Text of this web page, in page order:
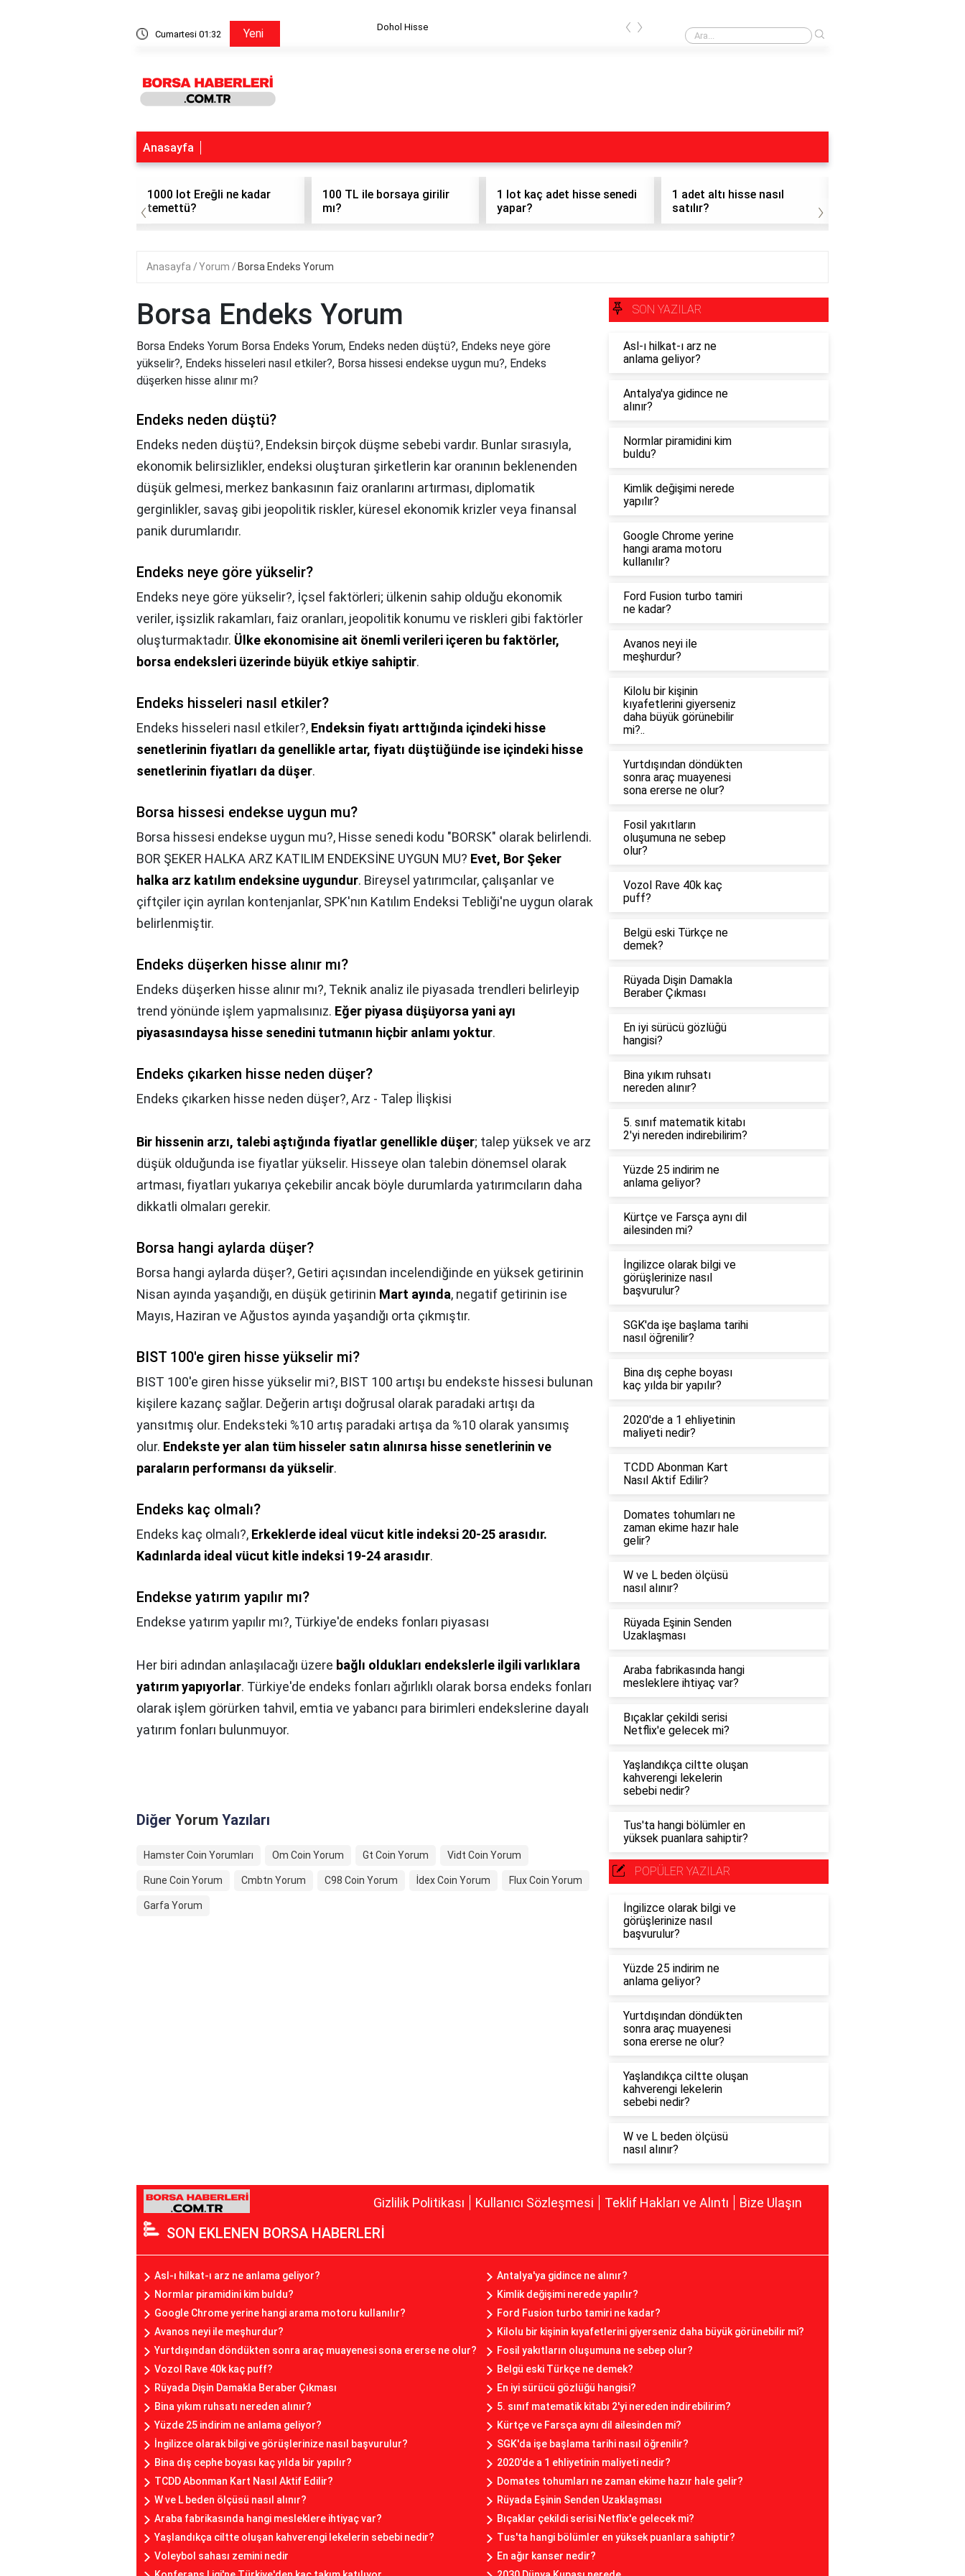
Cumartesi 01:32 Yeni Dohol Hisse Obo Formasyonu Nedir
‹ ›
Anasayfa
1000 lot Ereğli ne kadar
temettü?
100 TL ile borsaya girilir
mı?
1 lot kaç adet hisse senedi
yapar?
1 adet altı hisse nasıl
satılır?
‹ ›
Anasayfa Yorum Borsa Endeks Yorum
Borsa Endeks Yorum
Borsa Endeks Yorum Borsa Endeks Yorum, Endeks neden düştü?, Endeks neye göre
yükselir?, Endeks hisseleri nasıl etkiler?, Borsa hissesi endekse uygun mu?, Endeks
düşerken hisse alınır mı?
Endeks neden düştü?
Endeks neden düştü?, Endeksin birçok düşme sebebi vardır. Bunlar sırasıyla,
ekonomik belirsizlikler, endeksi oluşturan şirketlerin kar oranının beklenenden
düşük gelmesi, merkez bankasının faiz oranlarını artırması, diplomatik
gerginlikler, savaş gibi jeopolitik riskler, küresel ekonomik krizler veya finansal
panik durumlarıdır.
Endeks neye göre yükselir?
Endeks neye göre yükselir?, İçsel faktörleri; ülkenin sahip olduğu ekonomik
veriler, işsizlik rakamları, faiz oranları, jeopolitik konumu ve riskleri gibi faktörler
oluşturmaktadır. Ülke ekonomisine ait önemli verileri içeren bu faktörler,
borsa endeksleri üzerinde büyük etkiye sahiptir.
Endeks hisseleri nasıl etkiler?
Endeks hisseleri nasıl etkiler?, Endeksin fiyatı arttığında içindeki hisse
senetlerinin fiyatları da genellikle artar, fiyatı düştüğünde ise içindeki hisse
senetlerinin fiyatları da düşer.
Borsa hissesi endekse uygun mu?
Borsa hissesi endekse uygun mu?, Hisse senedi kodu "BORSK" olarak belirlendi.
BOR ŞEKER HALKA ARZ KATILIM ENDEKSİNE UYGUN MU? Evet, Bor Şeker
halka arz katılım endeksine uygundur. Bireysel yatırımcılar, çalışanlar ve
çiftçiler için ayrılan kontenjanlar, SPK'nın Katılım Endeksi Tebliği'ne uygun olarak
belirlenmiştir.
Endeks düşerken hisse alınır mı?
Endeks düşerken hisse alınır mı?, Teknik analiz ile piyasada trendleri belirleyip
trend yönünde işlem yapmalısınız. Eğer piyasa düşüyorsa yani ayı
piyasasındaysa hisse senedini tutmanın hiçbir anlamı yoktur.
Endeks çıkarken hisse neden düşer?
Endeks çıkarken hisse neden düşer?,Arz - Talep İlişkisi
Bir hissenin arzı, talebi aştığında fiyatlar genellikle düşer; talep yüksek ve arz
düşük olduğunda ise fiyatlar yükselir. Hisseye olan talebin dönemsel olarak
artması, fiyatları yukarıya çekebilir ancak böyle durumlarda yatırımcıların daha
dikkatli olmaları gerekir.
Borsa hangi aylarda düşer?
Borsa hangi aylarda düşer?, Getiri açısından incelendiğinde en yüksek getirinin
Nisan ayında yaşandığı, en düşük getirinin Mart ayında, negatif getirinin ise
Mayıs, Haziran ve Ağustos ayında yaşandığı orta çıkmıştır.
BIST 100'e giren hisse yükselir mi?
BIST 100'e giren hisse yükselir mi?, BIST 100 artışı bu endekste hissesi bulunan
kişilere kazanç sağlar. Değerin artışı doğrusal olarak paradaki artışı da
yansıtmış olur. Endeksteki %10 artış paradaki artışa da %10 olarak yansımış
olur. Endekste yer alan tüm hisseler satın alınırsa hisse senetlerinin ve
paraların performansı da yükselir.
Endeks kaç olmalı?
Endeks kaç olmalı?, Erkeklerde ideal vücut kitle indeksi 20-25 arasıdır.
Kadınlarda ideal vücut kitle indeksi 19-24 arasıdır.
Endekse yatırım yapılır mı?
Endekse yatırım yapılır mı?, Türkiye'de endeks fonları piyasası
Her biri adından anlaşılacağı üzere bağlı oldukları endekslerle ilgili varlıklara
yatırım yapıyorlar. Türkiye'de endeks fonları ağırlıklı olarak borsa endeks fonları
olarak işlem görürken tahvil, emtia ve yabancı para birimleri endekslerine dayalı
yatırım fonları bulunmuyor.
Diğer Yorum Yazıları
Hamster Coin Yorumları Om Coin Yorum Gt Coin Yorum Vidt Coin Yorum
Rune Coin Yorum Cmbtn Yorum C98 Coin Yorum İdex Coin Yorum Flux Coin Yorum
Garfa Yorum
SON YAZILAR
Asl-ı hilkat-ı arz ne
anlama geliyor?
Antalya'ya gidince ne
alınır?
Normlar piramidini kim
buldu?
Kimlik değişimi nerede
yapılır?
Google Chrome yerine
hangi arama motoru
kullanılır?
Ford Fusion turbo tamiri
ne kadar?
Avanos neyi ile
meşhurdur?
Kilolu bir kişinin
kıyafetlerini giyerseniz
daha büyük görünebilir
mi?..
Yurtdışından döndükten
sonra araç muayenesi
sona ererse ne olur?
Fosil yakıtların
oluşumuna ne sebep
olur?
Vozol Rave 40k kaç
puff?
Belgü eski Türkçe ne
demek?
Rüyada Dişin Damakla
Beraber Çıkması
En iyi sürücü gözlüğü
hangisi?
Bina yıkım ruhsatı
nereden alınır?
5. sınıf matematik kitabı
2'yi nereden indirebilirim?
Yüzde 25 indirim ne
anlama geliyor?
Kürtçe ve Farsça aynı dil
ailesinden mi?
İngilizce olarak bilgi ve
görüşlerinize nasıl
başvurulur?
SGK'da işe başlama tarihi
nasıl öğrenilir?
Bina dış cephe boyası
kaç yılda bir yapılır?
2020'de a 1 ehliyetinin
maliyeti nedir?
TCDD Abonman Kart
Nasıl Aktif Edilir?
Domates tohumları ne
zaman ekime hazır hale
gelir?
W ve L beden ölçüsü
nasıl alınır?
Rüyada Eşinin Senden
Uzaklaşması
Araba fabrikasında hangi
mesleklere ihtiyaç var?
Bıçaklar çekildi serisi
Netflix'e gelecek mi?
Yaşlandıkça ciltte oluşan
kahverengi lekelerin
sebebi nedir?
Tus'ta hangi bölümler en
yüksek puanlara sahiptir?
POPÜLER YAZILAR
İngilizce olarak bilgi ve
görüşlerinize nasıl
başvurulur?
Yüzde 25 indirim ne
anlama geliyor?
Yurtdışından döndükten
sonra araç muayenesi
sona ererse ne olur?
Yaşlandıkça ciltte oluşan
kahverengi lekelerin
sebebi nedir?
W ve L beden ölçüsü
nasıl alınır?
Gizlilik Politikası Kullanıcı Sözleşmesi Teklif Hakları ve Alıntı Bize Ulaşın
SON EKLENEN BORSA HABERLERİ
Asl-ı hilkat-ı arz ne anlama geliyor?
Antalya'ya gidince ne alınır?
Normlar piramidini kim buldu?
Kimlik değişimi nerede yapılır?
Google Chrome yerine hangi arama motoru kullanılır?
Ford Fusion turbo tamiri ne kadar?
Avanos neyi ile meşhurdur?
Kilolu bir kişinin kıyafetlerini giyerseniz daha büyük görünebilir mi?
Yurtdışından döndükten sonra araç muayenesi sona ererse ne olur?
Fosil yakıtların oluşumuna ne sebep olur?
Vozol Rave 40k kaç puff?
Belgü eski Türkçe ne demek?
Rüyada Dişin Damakla Beraber Çıkması
En iyi sürücü gözlüğü hangisi?
Bina yıkım ruhsatı nereden alınır?
5. sınıf matematik kitabı 2'yi nereden indirebilirim?
Yüzde 25 indirim ne anlama geliyor?
Kürtçe ve Farsça aynı dil ailesinden mi?
İngilizce olarak bilgi ve görüşlerinize nasıl başvurulur?
SGK'da işe başlama tarihi nasıl öğrenilir?
Bina dış cephe boyası kaç yılda bir yapılır?
2020'de a 1 ehliyetinin maliyeti nedir?
TCDD Abonman Kart Nasıl Aktif Edilir?
Domates tohumları ne zaman ekime hazır hale gelir?
W ve L beden ölçüsü nasıl alınır?
Rüyada Eşinin Senden Uzaklaşması
Araba fabrikasında hangi mesleklere ihtiyaç var?
Bıçaklar çekildi serisi Netflix'e gelecek mi?
Yaşlandıkça ciltte oluşan kahverengi lekelerin sebebi nedir?
Tus'ta hangi bölümler en yüksek puanlara sahiptir?
Voleybol sahası zemini nedir
En ağır kanser nedir?